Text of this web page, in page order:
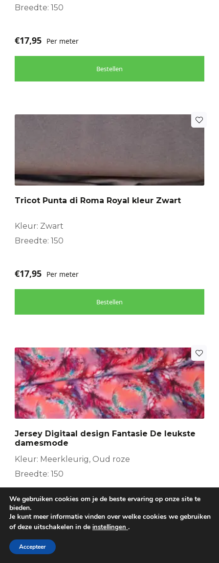
Breedte: 150
€17,95 Per meter
Bestellen
Tricot Punta di Roma Royal kleur Zwart
Kleur: Zwart
Breedte: 150
€17,95 Per meter
Bestellen
Jersey Digitaal design Fantasie De leukste
damesmode
Kleur: Meerkleurig, Oud roze
Breedte: 150
€17,95
We gebruiken cookies om je de beste ervaring op onze site te
bieden.
Je kunt meer informatie vinden over welke cookies we gebruiken
of deze uitschakelen in de instellingen .
Accepteer